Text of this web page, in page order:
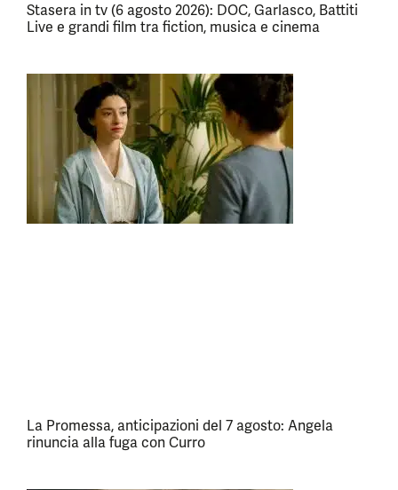
Stasera in tv (6 agosto 2026): DOC, Garlasco, Battiti
Live e grandi film tra fiction, musica e cinema
La Promessa, anticipazioni del 7 agosto: Angela
rinuncia alla fuga con Curro